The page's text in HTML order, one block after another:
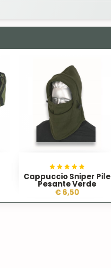
Cappuccio Sniper Pile
Pesante Verde
€ 6,50